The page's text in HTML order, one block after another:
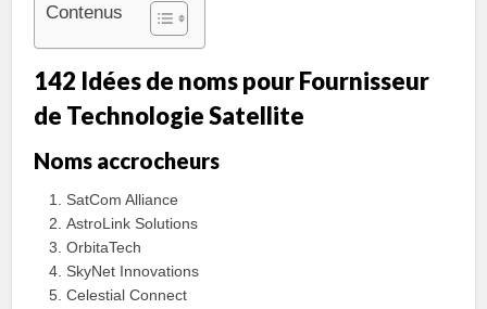
Contenus
142 Idées de noms pour Fournisseur
de Technologie Satellite
Noms accrocheurs
SatCom Alliance
AstroLink Solutions
OrbitaTech
SkyNet Innovations
Celestial Connect